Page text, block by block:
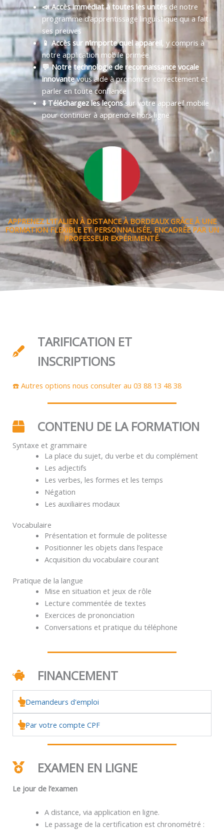
📣 Accès immédiat à toutes les unitésde notre
programme d’apprentissage linguistique qui a fait
ses preuves
📱 Accès sur n’importe quel appareil, y compris à
notre application mobile primée
💬 Notre technologie de reconnaissance vocale
innovantevous aide à prononcer correctement et
parler en toute confiance
⬇️ Téléchargez les leçonssur votre appareil mobile
pour continuer à apprendre hors ligne
APPRENEZ L’ITALIEN À DISTANCE À BORDEAUX GRÂCE À UNE
FORMATION FLEXIBLE ET PERSONNALISÉE, ENCADRÉE PAR UN
PROFESSEUR EXPÉRIMENTÉ.
TARIFICATION ET
INSCRIPTIONS
☎️ Autres options nous consulter au 03 88 13 48 38
CONTENU DE LA FORMATION
Syntaxe et grammaire
La place du sujet, du verbe et du complément
Les adjectifs
Les verbes, les formes et les temps
Négation
Les auxiliaires modaux
Vocabulaire
Présentation et formule de politesse
Positionner les objets dans l’espace
Acquisition du vocabulaire courant
Pratique de la langue
Mise en situation et jeux de rôle
Lecture commentée de textes
Exercices de prononciation
Conversations et pratique du téléphone
FINANCEMENT
Demandeurs d'emploi
Par votre compte CPF
EXAMEN EN LIGNE
Le jour de l’examen
A distance, via application en ligne.
Le passage de la certification est chronométré :